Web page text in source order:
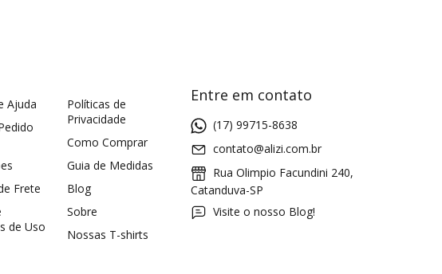
Ajuda
Frete
de Uso
Políticas de
Privacidade
Como Comprar
Guia de Medidas
Blog
Sobre
Nossas T-shirts
Entre em contato
(17) 99715-8638
contato@alizi.com.br
Rua Olimpio Facundini 240,
Catanduva-SP
Visite o nosso Blog!